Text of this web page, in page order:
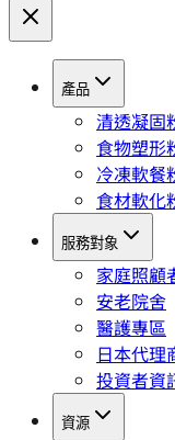
產品
清透凝固
食物塑形
冷凍軟餐
食材軟化
服務對象
家庭照顧
安老院舍
醫護專區
日本代理
投資者資
資源